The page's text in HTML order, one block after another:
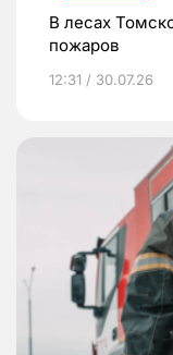
В лесах
пожаров
12:31 / 30.07.26